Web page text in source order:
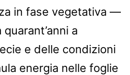
in fase vegetativa —
a
e delle condizioni
energia nelle foglie